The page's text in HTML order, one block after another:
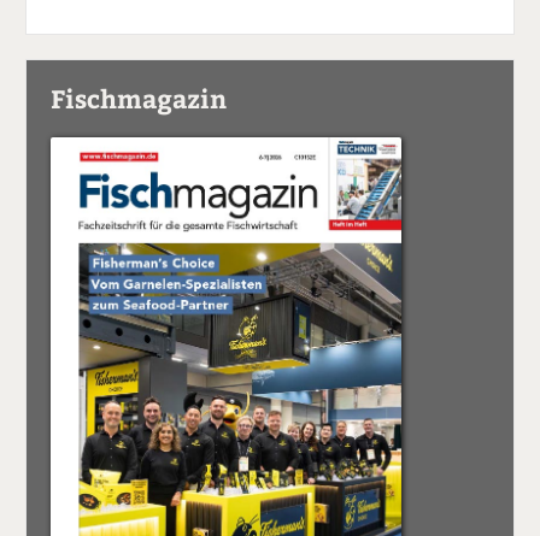
Fischmagazin